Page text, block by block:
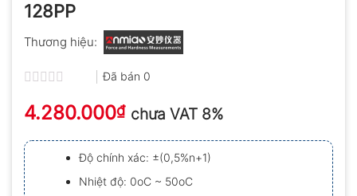
128PP
Thương hiệu:
xếp
hạng
5
sao
Đã bán 0
4.280.000₫ chưa VAT 8%
Độ chính xác: ±(0,5%n+1)
Nhiệt độ: 0oC ~ 50oC